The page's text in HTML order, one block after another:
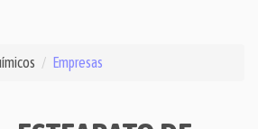
Empresas